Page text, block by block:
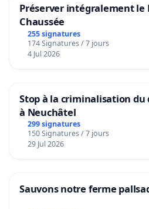
Préserver intégralement le
Chaussée
255 signatures
174 Signatures / 7 jours
4 Jul 2026
Stop à la criminalisation
à Neuchâtel
299 signatures
150 Signatures / 7 jours
29 Jul 2026
Sauvons notre ferme